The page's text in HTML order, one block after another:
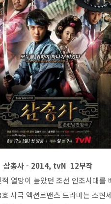
삼총사 - 2014, tvN 12부작
열망이 높았던 조선 인조시대를
사극 액션로맨스 드라마는 소현